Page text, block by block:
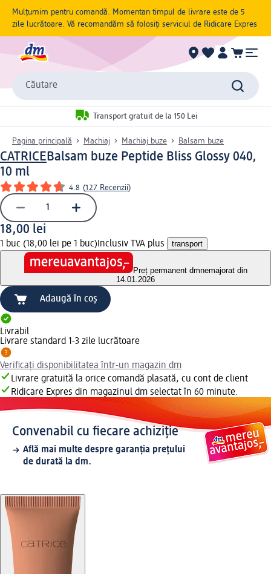
Mulțumim pentru comandă. Momentan timpul de livrare este de 5
zile lucrătoare. Vă recomandăm să folosiți serviciul de Ridicare Expres
Căutare
Transport gratuit de la 150 Lei
Pagina principală Machiaj Machiaj buze Balsam buze
CATRICEBalsam buze Peptide Bliss Glossy 040,
10 ml
4.8 (127 Recenzii)
18,00 lei
1 buc (18,00 lei pe 1 buc) Inclusiv TVA plus transport
Preț permanent dmnemajorat din
14.01.2026
Adaugă în coș
Livrabil
Livrare standard 1-3 zile lucrătoare
Verificați disponibilitatea într-un magazin dm
Livrare gratuită la orice comandă plasată, cu cont de client
Ridicare Expres din magazinul dm selectat în 60 minute.
Convenabil cu fiecare achiziție
Află mai multe despre garanția prețului
de durată la dm.